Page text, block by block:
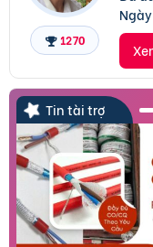
1270
Tin tài trợ